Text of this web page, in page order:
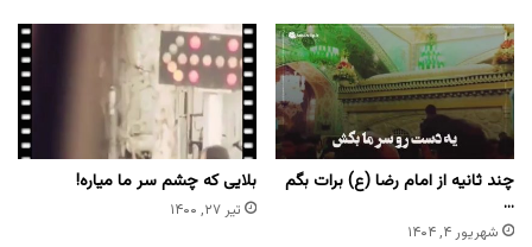
چند ثانیه از امام رضا (ع) برات بگم
…
شهریور ۴, ۱۴۰۴
بلایی که چشم سر ما میاره!
تیر ۲۷, ۱۴۰۰